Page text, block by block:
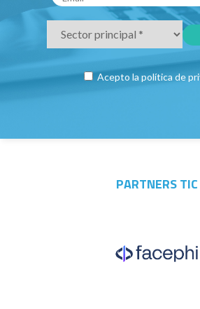
Acepto la política de
PARTNERS TIC